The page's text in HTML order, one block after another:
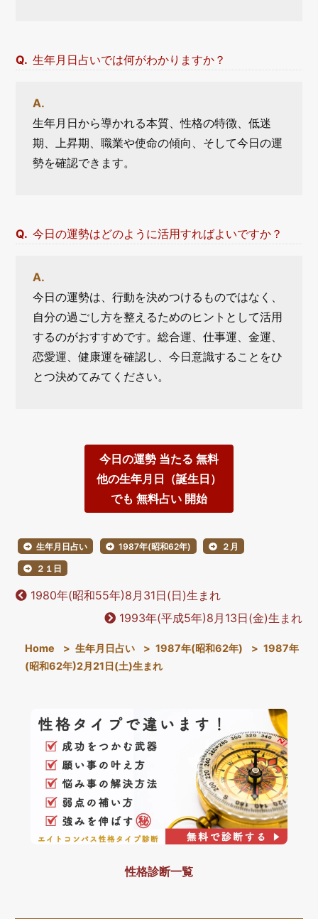
生年月日占いでは何がわかりますか？
生年月日から導かれる本質、性格の特徴、低迷
期、上昇期、職業や使命の傾向、そして今日の運
勢を確認できます。
今日の運勢はどのように活用すればよいですか？
今日の運勢は、行動を決めつけるものではなく、
自分の過ごし方を整えるためのヒントとして活用
するのがおすすめです。総合運、仕事運、金運、
恋愛運、健康運を確認し、今日意識することをひ
とつ決めてみてください。
今日の運勢 当たる 無料
他の生年月日（誕生日）
でも 無料占い 開始
生年月日占い 1987年(昭和62年) ２月
２１日
1980年(昭和55年)8月31日(日)生まれ
1993年(平成5年)8月13日(金)生まれ
Home > 生年月日占い > 1987年(昭和62年) > 1987年
(昭和62年)2月21日(土)生まれ
性格診断一覧